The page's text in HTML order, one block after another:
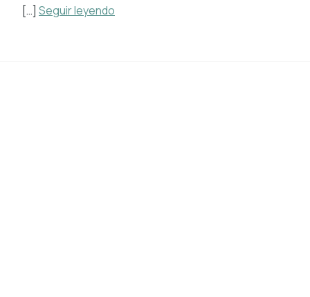
[…] Seguir leyendo